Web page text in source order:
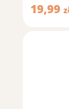
19,99